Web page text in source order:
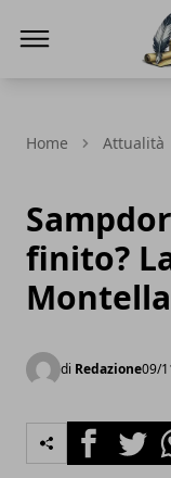
Home Attualità
finito?
di Redazione09/
FacebookTwitter